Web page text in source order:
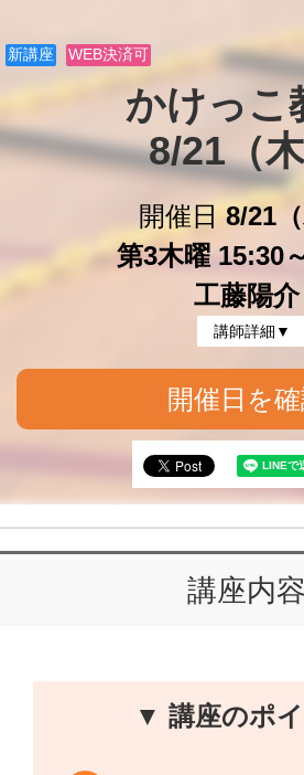
新講座 WEB決済可
かけっこ
8/21（木
開催日 8/21（
第3木曜 15:30
工藤陽介
講師詳細▼
開催日を
講座内容
▼ 講座のポ